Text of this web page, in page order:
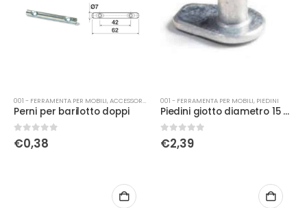
001 - FERRAMENTA PER MOBILI,ACCESSORI MOBILI
Perni per barilotto doppi
0Su 5
€0,38
001 - FERRAMENTA PER MOBILI, PIEDINI
Piedini giotto diametro 15 altezza H20
0Su 5
€2,39